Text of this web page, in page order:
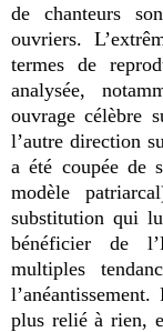
de chanteurs
ouvriers.
termes de
analysée,
ouvrage célèbre
l’autre direction
a été coupée de
modèle
substitution qui
bénéficier de
multiples
plus relié à rien,